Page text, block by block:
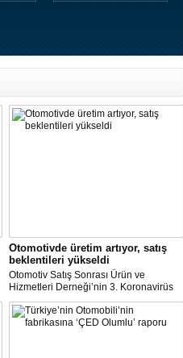
Otomotivde üretim artıyor, satış
beklentileri yükseldi
Otomotiv Satış Sonrası Ürün ve
Hizmetleri Derneği’nin 3. Koronavirüs
Etki Araştırması’na göre; üretime devam
eden şirketlerin oranı yükselişe geçti.
Ara veren şirketler ise bu ay